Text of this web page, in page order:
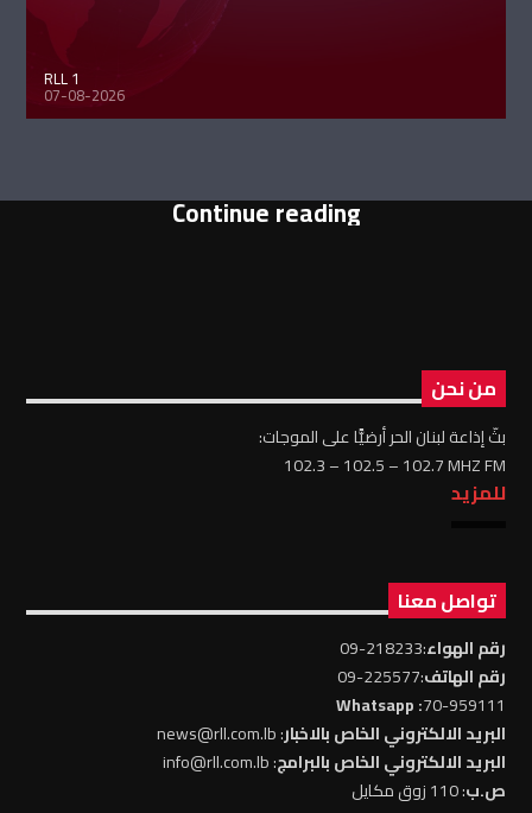
RLL 1
07-08-2026
Continue reading
من نحن
بثّ إذاعة لبنان الحر أرضيًّا على الموجات:
102.3 – 102.5 – 102.7 MHZ FM
للمزيد
تواصل معنا
رقم الهواء:218233-09
رقم الهاتف:225577-09
70-959111
: Whatsapp
البريد الالكتروني الخاص بالاخبار: news@rll.com.lb
البريد الالكتروني الخاص بالبرامج: info@rll.com.lb
ص.ب: 110 زوق مكايل